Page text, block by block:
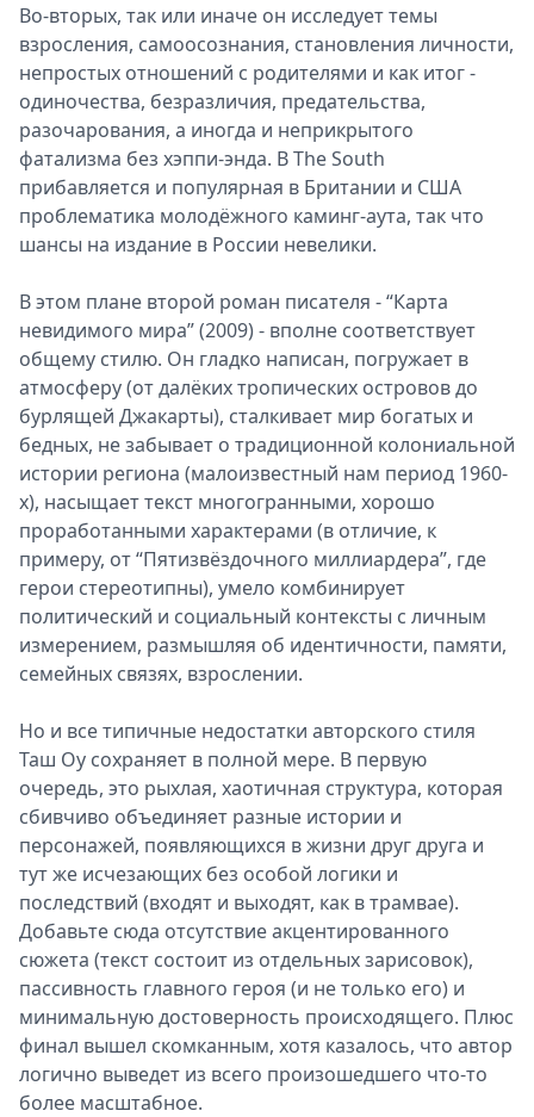
Во-вторых, так или иначе он исследует темы
взросления, самоосознания, становления личности,
непростых отношений с родителями и как итог -
одиночества, безразличия, предательства,
разочарования, а иногда и неприкрытого
фатализма без хэппи-энда. В The South
прибавляется и популярная в Британии и США
проблематика молодёжного каминг-аута, так что
шансы на издание в России невелики.
В этом плане второй роман писателя - “Карта
невидимого мира” (2009) - вполне соответствует
общему стилю. Он гладко написан, погружает в
атмосферу (от далёких тропических островов до
бурлящей Джакарты), сталкивает мир богатых и
бедных, не забывает о традиционной колониальной
истории региона (малоизвестный нам период 1960-
х), насыщает текст многогранными, хорошо
проработанными характерами (в отличие, к
примеру, от “Пятизвёздочного миллиардера”, где
герои стереотипны), умело комбинирует
политический и социальный контексты с личным
измерением, размышляя об идентичности, памяти,
семейных связях, взрослении.
Но и все типичные недостатки авторского стиля
Таш Оу сохраняет в полной мере. В первую
очередь, это рыхлая, хаотичная структура, которая
сбивчиво объединяет разные истории и
персонажей, появляющихся в жизни друг друга и
тут же исчезающих без особой логики и
последствий (входят и выходят, как в трамвае).
Добавьте сюда отсутствие акцентированного
сюжета (текст состоит из отдельных зарисовок),
пассивность главного героя (и не только его) и
минимальную достоверность происходящего. Плюс
финал вышел скомканным, хотя казалось, что автор
логично выведет из всего произошедшего что-то
более масштабное.